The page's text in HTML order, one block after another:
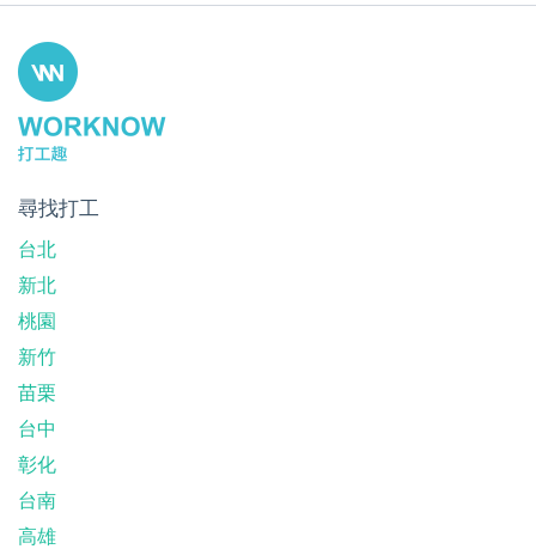
尋找打工
台北
新北
桃園
新竹
苗栗
台中
彰化
台南
高雄